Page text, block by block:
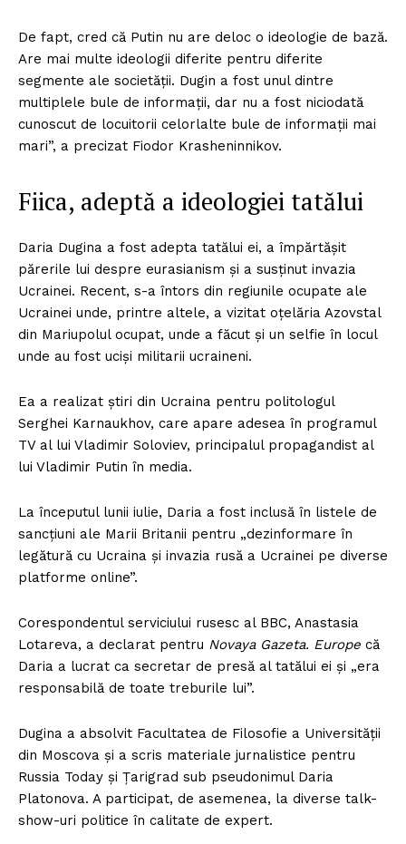
De fapt, cred că Putin nu are deloc o ideologie de bază.
Are mai multe ideologii diferite pentru diferite
segmente ale societății. Dugin a fost unul dintre
multiplele bule de informații, dar nu a fost niciodată
cunoscut de locuitorii celorlalte bule de informații mai
mari”, a precizat Fiodor Krasheninnikov.
Fiica, adeptă a ideologiei tatălui
Daria Dugina a fost adepta tatălui ei, a împărtășit
părerile lui despre eurasianism și a susținut invazia
Ucrainei. Recent, s-a întors din regiunile ocupate ale
Ucrainei unde, printre altele, a vizitat oțelăria Azovstal
din Mariupolul ocupat, unde a făcut și un selfie în locul
unde au fost uciși militarii ucraineni.
Ea a realizat știri din Ucraina pentru politologul
Serghei Karnaukhov, care apare adesea în programul
TV al lui Vladimir Soloviev, principalul propagandist al
lui Vladimir Putin în media.
La începutul lunii iulie, Daria a fost inclusă în listele de
sancțiuni ale Marii Britanii pentru „dezinformare în
legătură cu Ucraina și invazia rusă a Ucrainei pe diverse
platforme online”.
Corespondentul serviciului rusesc al BBC, Anastasia
Lotareva, a declarat pentru Novaya Gazeta. Europe că
Daria a lucrat ca secretar de presă al tatălui ei și „era
responsabilă de toate treburile lui”.
Dugina a absolvit Facultatea de Filosofie a Universității
din Moscova și a scris materiale jurnalistice pentru
Russia Today și Țarigrad sub pseudonimul Daria
Platonova. A participat, de asemenea, la diverse talk-
show-uri politice în calitate de expert.